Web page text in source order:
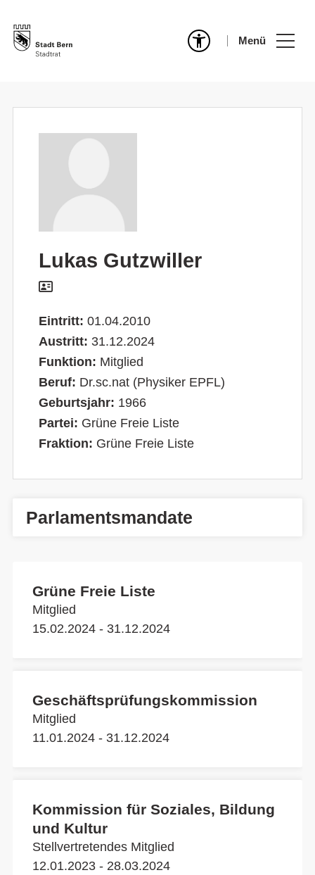
Menü
Lukas Gutzwiller
Eintritt: 01.04.2010
Austritt: 31.12.2024
Funktion: Mitglied
Beruf: Dr.sc.nat (Physiker EPFL)
Geburtsjahr: 1966
Partei: Grüne Freie Liste
Fraktion: Grüne Freie Liste
Parlamentsmandate
Grüne Freie Liste
Mitglied
15.02.2024 - 31.12.2024
Geschäftsprüfungskommission
Mitglied
11.01.2024 - 31.12.2024
Kommission für Soziales, Bildung
und Kultur
Stellvertretendes Mitglied
12.01.2023 - 28.03.2024